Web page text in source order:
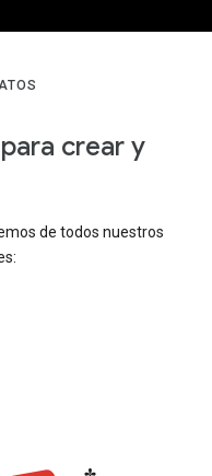
crear y
de todos nuestros